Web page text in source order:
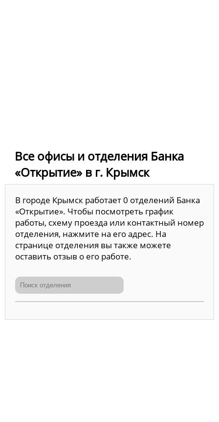
Все офисы и отделения Банка
«Открытие» в г. Крымск
В городе Крымск работает 0 отделений Банка
«Открытие». Чтобы посмотреть график
работы, схему проезда или контактный номер
отделения, нажмите на его адрес. На
странице отделения вы также можете
оставить отзыв о его работе.